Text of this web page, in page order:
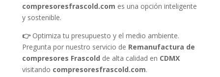
compresoresfrascold.com es una opción inteligente
y sostenible.
👉 Optimiza tu presupuesto y el medio ambiente.
Pregunta por nuestro servicio de Remanufactura de
compresores Frascold de alta calidad en CDMX
visitando compresoresfrascold.com.